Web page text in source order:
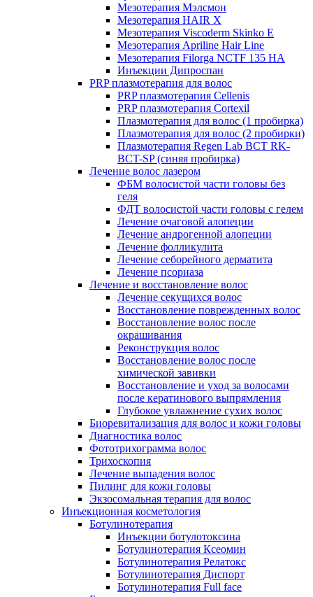
Мезотерапия Мэлсмон
Мезотерапия HAIR X
Мезотерапия Viscoderm Skinko E
Мезотерапия Apriline Hair Line
Мезотерапия Filorga NCTF 135 HA
Инъекции Дипроспан
PRP плазмотерапия для волос
PRP плазмотерапия Cellenis
PRP плазмотерапия Cortexil
Плазмотерапия для волос (1 пробирка)
Плазмотерапия для волос (2 пробирки)
Плазмотерапия Regen Lab BCT RK-
BCT-SP (синяя пробирка)
Лечение волос лазером
ФБМ волосистой части головы без
геля
ФДТ волосистой части головы с гелем
Лечение очаговой алопеции
Лечение андрогенной алопеции
Лечение фолликулита
Лечение себорейного дерматита
Лечение псориаза
Лечение и восстановление волос
Лечение секущихся волос
Восстановление поврежденных волос
Восстановление волос после
окрашивания
Реконструкция волос
Восстановление волос после
химической завивки
Восстановление и уход за волосами
после кератинового выпрямления
Глубокое увлажнение сухих волос
Биоревитализация для волос и кожи головы
Диагностика волос
Фототрихограмма волос
Трихоскопия
Лечение выпадения волос
Пилинг для кожи головы
Экзосомальная терапия для волос
Инъекционная косметология
Ботулинотерапия
Инъекции ботулотоксина
Ботулинотерапия Ксеомин
Ботулинотерапия Релатокс
Ботулинотерапия Диспорт
Ботулинотерапия Full face